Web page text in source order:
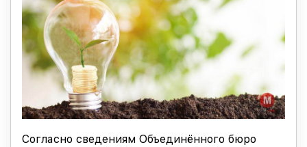
Согласно сведениям Объединённого бюро